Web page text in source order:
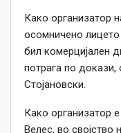
Како организатор
осомничено
бил комерцијален
потрага по
Стојановски.
Како организатор
Велес, во својство